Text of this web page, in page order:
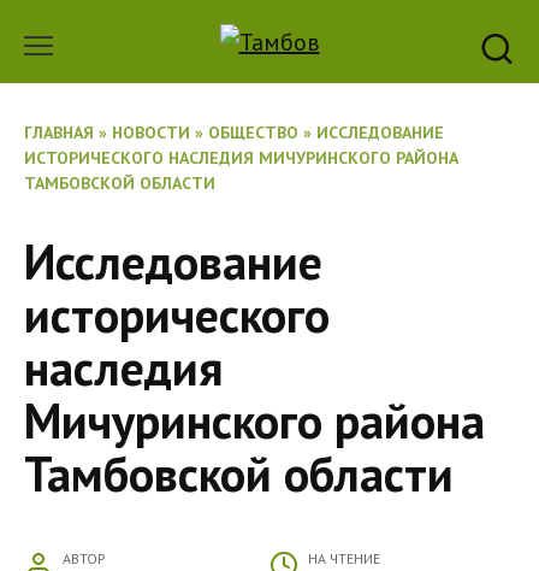
содержанию
ГЛАВНАЯ » НОВОСТИ » ОБЩЕСТВО » ИССЛЕДОВАНИЕ
ИСТОРИЧЕСКОГО НАСЛЕДИЯ МИЧУРИНСКОГО РАЙОНА
ТАМБОВСКОЙ ОБЛАСТИ
Исследование
исторического
наследия
Мичуринского района
Тамбовской области
АВТОР НА ЧТЕНИЕ